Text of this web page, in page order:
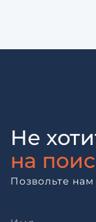
Не
на
Позвольте нам